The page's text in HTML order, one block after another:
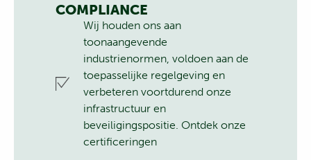
COMPLIANCE
Wij houden ons aan
toonaangevende
industrienormen, voldoen aan de
toepasselijke regelgeving en
verbeteren voortdurend onze
infrastructuur en
beveiligingspositie. Ontdek onze
certificeringen